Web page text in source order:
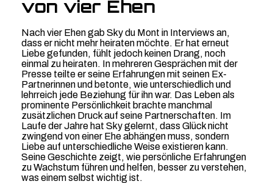
von vier Ehen
Nach vier Ehen gab Sky du Mont in Interviews an,
dass er nicht mehr heiraten möchte. Er hat erneut
Liebe gefunden, fühlt jedoch keinen Drang, noch
einmal zu heiraten. In mehreren Gesprächen mit der
Presse teilte er seine Erfahrungen mit seinen Ex-
Partnerinnen und betonte, wie unterschiedlich und
lehrreich jede Beziehung für ihn war. Das Leben als
prominente Persönlichkeit brachte manchmal
zusätzlichen Druck auf seine Partnerschaften. Im
Laufe der Jahre hat Sky gelernt, dass Glück nicht
zwingend von einer Ehe abhängen muss, sondern
Liebe auf unterschiedliche Weise existieren kann.
Seine Geschichte zeigt, wie persönliche Erfahrungen
zu Wachstum führen und helfen, besser zu verstehen,
was einem selbst wichtig ist.